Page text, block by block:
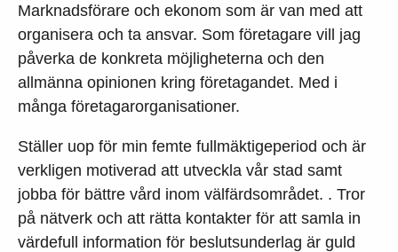
Marknadsförare och ekonom som är van med att
organisera och ta ansvar. Som företagare vill jag
påverka de konkreta möjligheterna och den
allmänna opinionen kring företagandet. Med i
många företagarorganisationer.
Ställer uop för min femte fullmäktigeperiod och är
verkligen motiverad att utveckla vår stad samt
jobba för bättre vård inom välfärdsområdet. . Tror
på nätverk och att rätta kontakter för att samla in
värdefull information för beslutsunderlag är guld